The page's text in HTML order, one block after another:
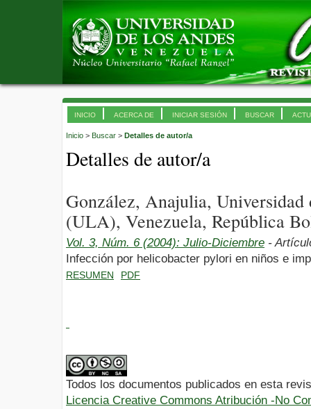
INICIO ACERCA DE INICIAR SESIÓN BUSCAR
Inicio > Buscar > Detalles de autor/a
Detalles de autor/a
González, Anajulia, Universidad
(ULA), Venezuela, República
Vol. 3, Núm. 6 (2004): Julio-Diciembre -
Infección por helicobacter pylori en niños e
RESUMEN PDF
Todos los documentos publicados en esta
Licencia Creative Commons Atribución -No